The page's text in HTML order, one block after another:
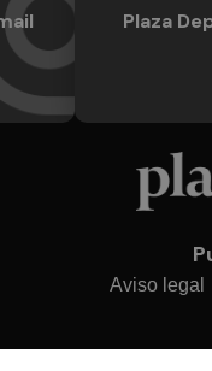
Plaza
Aviso legal